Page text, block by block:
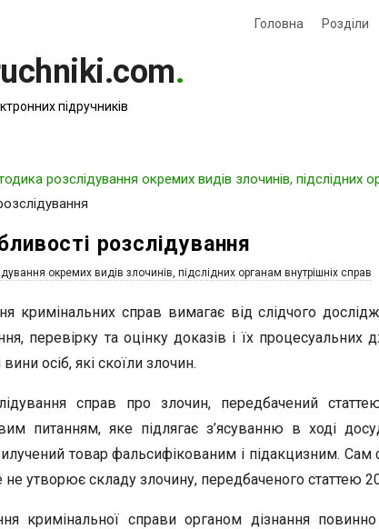
Головна Розділи
.
підручників
розслідування окремих видів злочинів, підслідних
розслідування
окремих видів злочинів, підслідних органам внутрішніх справ
кримінальних справ вимагає від слідчого
перевірку та оцінку доказів і їх процесуальних
осіб, які скоїли злочин.
справ про злочин, передбачений
питанням, яке підлягає з’ясуванню в ході
товар фальсифікованим і підакцизним. Сам
не утворює складу злочину, передбаченого статтею
кримінальної справи органом дізнання